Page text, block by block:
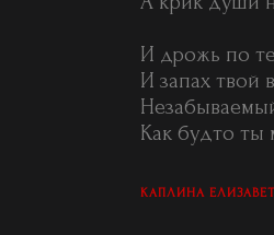
И дрожь по
И запах твой
Как будто ты
КАПЛИНА